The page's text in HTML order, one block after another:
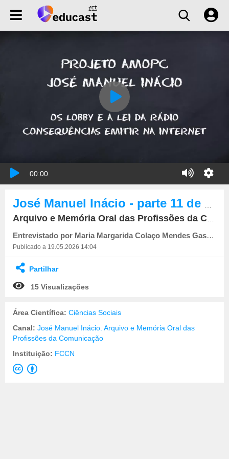
00:00
Arquivo e Memória Oral das Profissões da Comunicação
Entrevistado por Maria Margarida Colaço Mendes Gaspar. Registado por Paulo Barbosa
Publicado a 19.05.2026 14:04
Partilhar
15 Visualizações
Área Científica: Ciências Sociais
Canal: José Manuel Inácio. Arquivo e Memória Oral das
Profissões da Comunicação
Instituição: FCCN